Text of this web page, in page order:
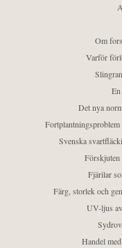
Om
Varför
Det nya
Svenska
Fjärilar
Färg, storlek och
UV-ljus
Handel